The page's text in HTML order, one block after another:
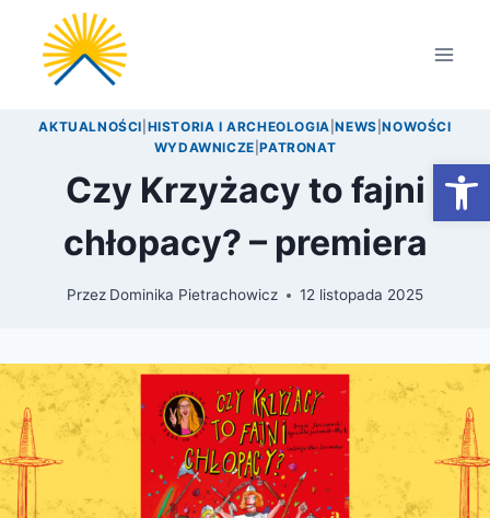
Przejdź
treści
AKTUALNOŚCI HISTORIA I ARCHEOLOGIA |NEWS |NOWOŚCI
WYDAWNICZE |PATRONAT
Czy Krzyżacy to fajni
chłopacy? – premiera
Przez Dominika Pietrachowicz 12 listopada 2025